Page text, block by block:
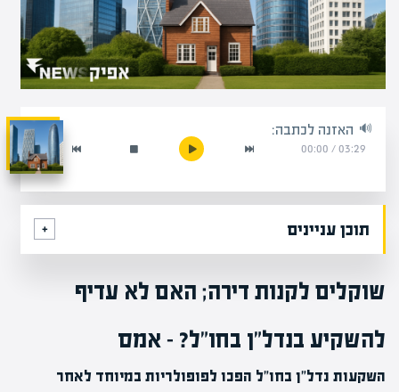
האזנה לכתבה:
03:29
/
00:00
תוכן עניינים
שוקלים לקנות דירה; האם לא עדיף
להשקיע בנדל"ן בחו"ל? – אמס
השקעות נדל"ן בחו"ל הפכו לפופולריות במיוחד לאחר